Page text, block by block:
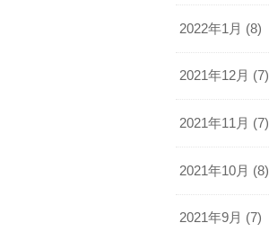
2022年1月 (8)
2021年12月 (7)
2021年11月 (7)
2021年10月 (8)
2021年9月 (7)